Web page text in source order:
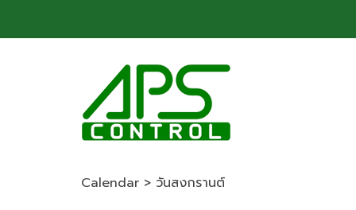
Calendar > วันสงกรานต์